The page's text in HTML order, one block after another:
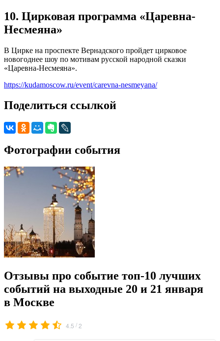
10. Цирковая программа «Царевна-
Несмеяна»
В Цирке на проспекте Вернадского пройдет цирковое
новогоднее шоу по мотивам русской народной сказки
«Царевна-Несмеяна».
https://kudamoscow.ru/event/carevna-nesmeyana/
Поделиться ссылкой
Фотографии события
Отзывы про событие топ-10 лучших
событий на выходные 20 и 21 января
в Москве
4.5 /2